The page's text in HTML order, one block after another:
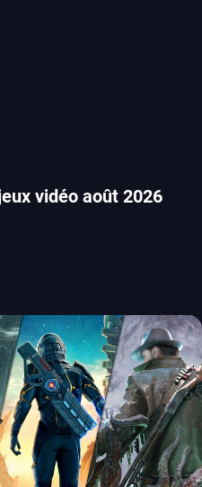
vidéo août 2026